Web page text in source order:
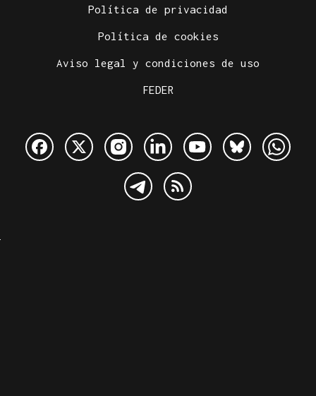
Política de privacidad
Política de cookies
Aviso legal y condiciones de uso
FEDER